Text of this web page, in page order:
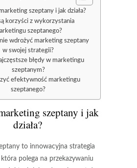
szeptany i jak działa?
korzyści z wykorzystania
szeptanego?
wdrożyć marketing szeptany
w swojej strategii?
błędy w marketingu
szeptanym?
efektywność marketingu
szeptanego?
szeptany i jak
działa?
to innowacyjna strategia
polega na przekazywaniu